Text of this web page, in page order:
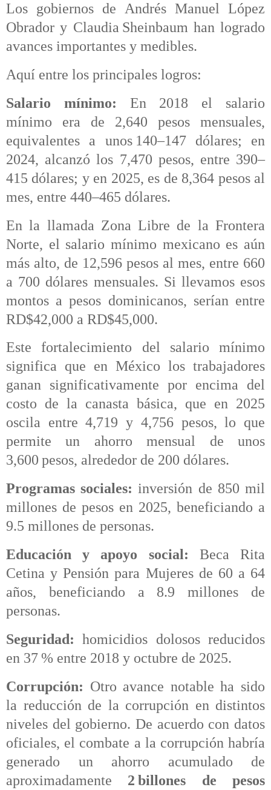
Los gobiernos de Andrés Manuel López
Obrador y Claudia Sheinbaum han logrado
avances importantes y medibles.
Aquí entre los principales logros:
Salario mínimo: En 2018 el salario
mínimo era de 2,640 pesos mensuales,
equivalentes a unos 140–147 dólares; en
2024, alcanzó los 7,470 pesos, entre 390–
415 dólares; y en 2025, es de 8,364 pesos al
mes, entre 440–465 dólares.
En la llamada Zona Libre de la Frontera
Norte, el salario mínimo mexicano es aún
más alto, de 12,596 pesos al mes, entre 660
a 700 dólares mensuales. Si llevamos esos
montos a pesos dominicanos, serían entre
RD$42,000 a RD$45,000.
Este fortalecimiento del salario mínimo
significa que en México los trabajadores
ganan significativamente por encima del
costo de la canasta básica, que en 2025
oscila entre 4,719 y 4,756 pesos, lo que
permite un ahorro mensual de unos
3,600 pesos, alrededor de 200 dólares.
Programas sociales: inversión de 850 mil
millones de pesos en 2025, beneficiando a
9.5 millones de personas.
Educación y apoyo social: Beca Rita
Cetina y Pensión para Mujeres de 60 a 64
años, beneficiando a 8.9 millones de
personas.
Seguridad: homicidios dolosos reducidos
en 37 % entre 2018 y octubre de 2025.
Corrupción: Otro avance notable ha sido
la reducción de la corrupción en distintos
niveles del gobierno. De acuerdo con datos
oficiales, el combate a la corrupción habría
generado un ahorro acumulado de
aproximadamente 2 billones de pesos